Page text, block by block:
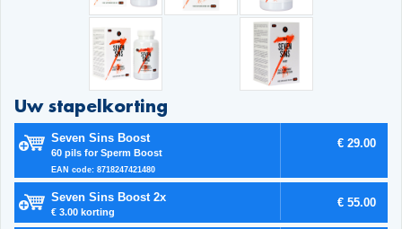
Uw stapelkorting
Seven Sins Boost
60 pils for Sperm Boost
EAN code: 8718247421480
€ 29.00
Seven Sins Boost 2x
€ 3.00 korting
€ 55.00